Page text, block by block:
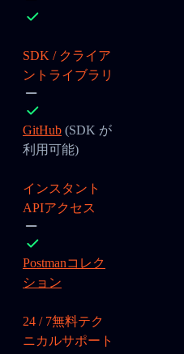
SDK / クライア
ントライブラリ
GitHub (SDK が
利用可能)
インスタント
APIアクセス
Postmanコレク
ション
24 / 7無料テク
ニカルサポート